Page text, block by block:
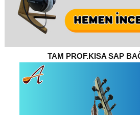
TAM PROF.KISA SAP